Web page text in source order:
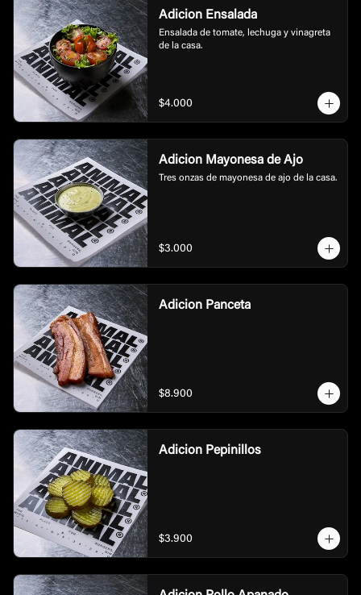
Adicion Ensalada
Ensalada de tomate, lechuga y vinagreta
de la casa.
$4.000
Adicion Mayonesa de Ajo
Tres onzas de mayonesa de ajo de la casa.
$3.000
Adicion Panceta
$8.900
Adicion Pepinillos
$3.900